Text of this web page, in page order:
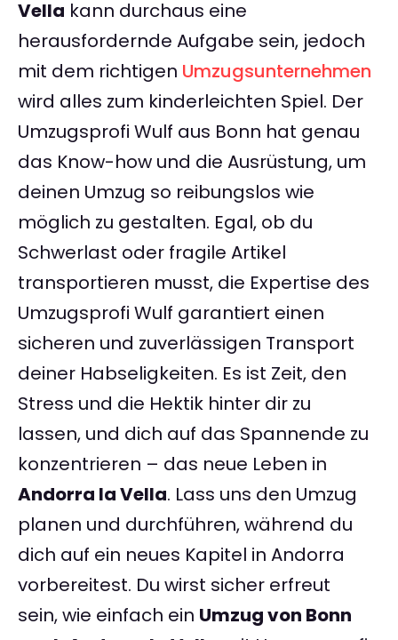
Vella kann durchaus eine
herausfordernde Aufgabe sein, jedoch
mit dem richtigen Umzugsunternehmen
wird alles zum kinderleichten Spiel. Der
Umzugsprofi Wulf aus Bonn hat genau
das Know-how und die Ausrüstung, um
deinen Umzug so reibungslos wie
möglich zu gestalten. Egal, ob du
Schwerlast oder fragile Artikel
transportieren musst, die Expertise des
Umzugsprofi Wulf garantiert einen
sicheren und zuverlässigen Transport
deiner Habseligkeiten. Es ist Zeit, den
Stress und die Hektik hinter dir zu
lassen, und dich auf das Spannende zu
konzentrieren – das neue Leben in
Andorra la Vella. Lass uns den Umzug
planen und durchführen, während du
dich auf ein neues Kapitel in Andorra
vorbereitest. Du wirst sicher erfreut
sein, wie einfach ein Umzug von Bonn